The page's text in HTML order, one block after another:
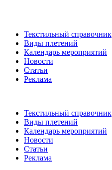
Текстильный справочник
Виды плетений
Календарь мероприятий
Новости
Статьи
Реклама
Текстильный справочник
Виды плетений
Календарь мероприятий
Новости
Статьи
Реклама